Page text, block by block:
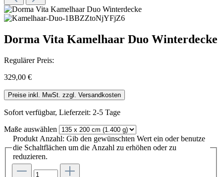
Dorma Vita Kamelhaar Duo Winterdecke
Regulärer Preis:
329,00 €
Preise inkl. MwSt. zzgl. Versandkosten
Sofort verfügbar, Lieferzeit: 2-5 Tage
Maße auswählen
Produkt Anzahl: Gib den gewünschten Wert ein oder benutze
die Schaltflächen um die Anzahl zu erhöhen oder zu
reduzieren.